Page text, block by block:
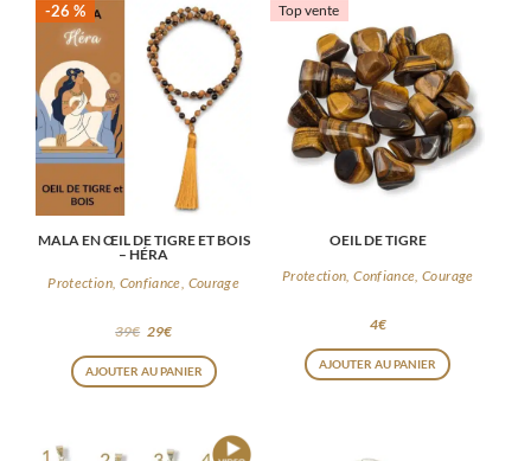
-26 %
MALA EN ŒIL DE TIGRE ET BOIS
– HÉRA
Protection, Confiance, Courage
39€ 29€
AJOUTER AU PANIER
Top vente
OEIL DE TIGRE
Protection, Confiance, Courage
4€
AJOUTER AU PANIER